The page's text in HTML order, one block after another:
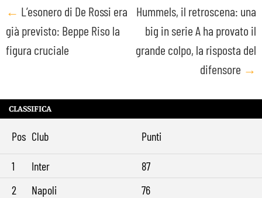
Post
navigation
← L’esonero di De Rossi era
già previsto: Beppe Riso la
figura cruciale
Hummels, il retroscena: una
big in serie A ha provato il
grande colpo, la risposta del
difensore →
CLASSIFICA
Pos Club Punti
1 Inter
87
2
Napoli
76